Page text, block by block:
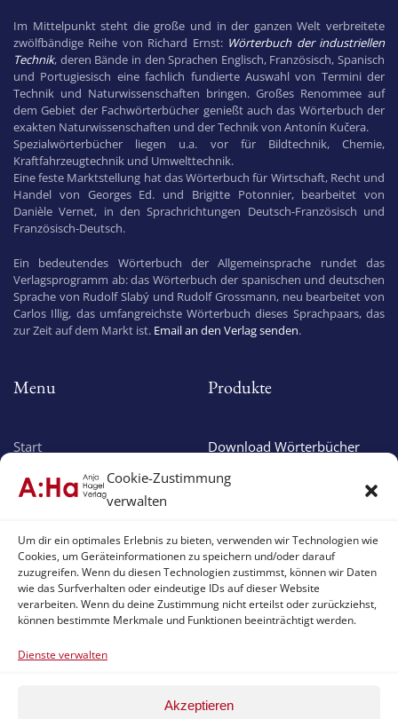
Cookie-Zustimmung
verwalten
Um dir ein optimales Erlebnis zu bieten, verwenden wir Technologien wie
Cookies, um Geräteinformationen zu speichern und/oder darauf
zuzugreifen. Wenn du diesen Technologien zustimmst, können wir Daten
wie das Surfverhalten oder eindeutige IDs auf dieser Website
verarbeiten. Wenn du deine Zustimmung nicht erteilst oder zurückziehst,
können bestimmte Merkmale und Funktionen beeinträchtigt werden.
Dienste verwalten
Akzeptieren
Im Mittelpunkt steht die große und in der ganzen Welt verbreitete
zwölfbändige Reihe von Richard Ernst: Wörterbuch der industriellen
Technik, deren Bände in den Sprachen Englisch, Französisch, Spanisch
und Portugiesisch eine fachlich fundierte Auswahl von Termini der
Technik und Naturwissenschaften bringen. Großes Renommee auf
dem Gebiet der Fachwörterbücher genießt auch das Wörterbuch der
exakten Naturwissenschaften und der Technik von Antonín Kučera.
Spezialwörterbücher liegen u.a. vor für Bildtechnik, Chemie,
Kraftfahrzeugtechnik und Umwelttechnik.
Eine feste Marktstellung hat das Wörterbuch für Wirtschaft, Recht und
Handel von Georges Ed. und Brigitte Potonnier, bearbeitet von
Danièle Vernet, in den Sprachrichtungen Deutsch-Französisch und
Französisch-Deutsch.
Ein bedeutendes Wörterbuch der Allgemeinsprache rundet das
Verlagsprogramm ab: das Wörterbuch der spanischen und deutschen
Sprache von Rudolf Slabý und Rudolf Grossmann, neu bearbeitet von
Carlos Illig, das umfangreichste Wörterbuch dieses Sprachpaars, das
zur Zeit auf dem Markt ist. Email an den Verlag senden.
Menu
Start
Über uns
Verlagsprogramm
Produkte
Download Wörterbücher
Online Wörterbücher
Service & Support
Support
Download Version
Impressum
Cookie-Hinweis